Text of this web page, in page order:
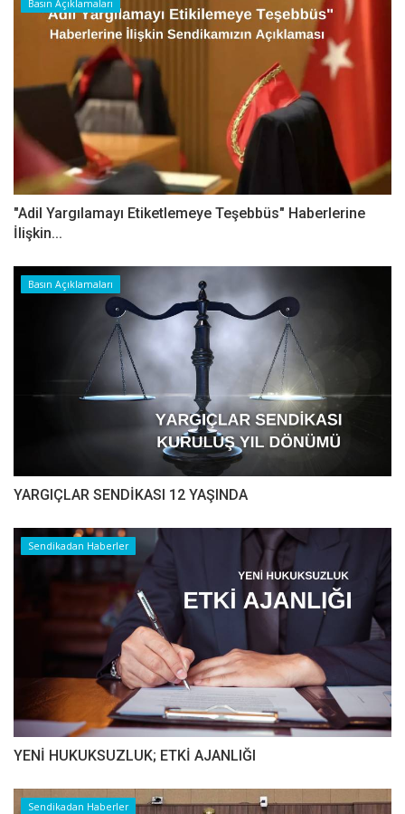
Basın Açıklamaları
"Adil Yargılamayı Etiketlemeye Teşebbüs" Haberlerine
İlişkin...
Basın Açıklamaları
YARGIÇLAR SENDİKASI 12 YAŞINDA
Sendikadan Haberler
YENİ HUKUKSUZLUK; ETKİ AJANLIĞI
Sendikadan Haberler